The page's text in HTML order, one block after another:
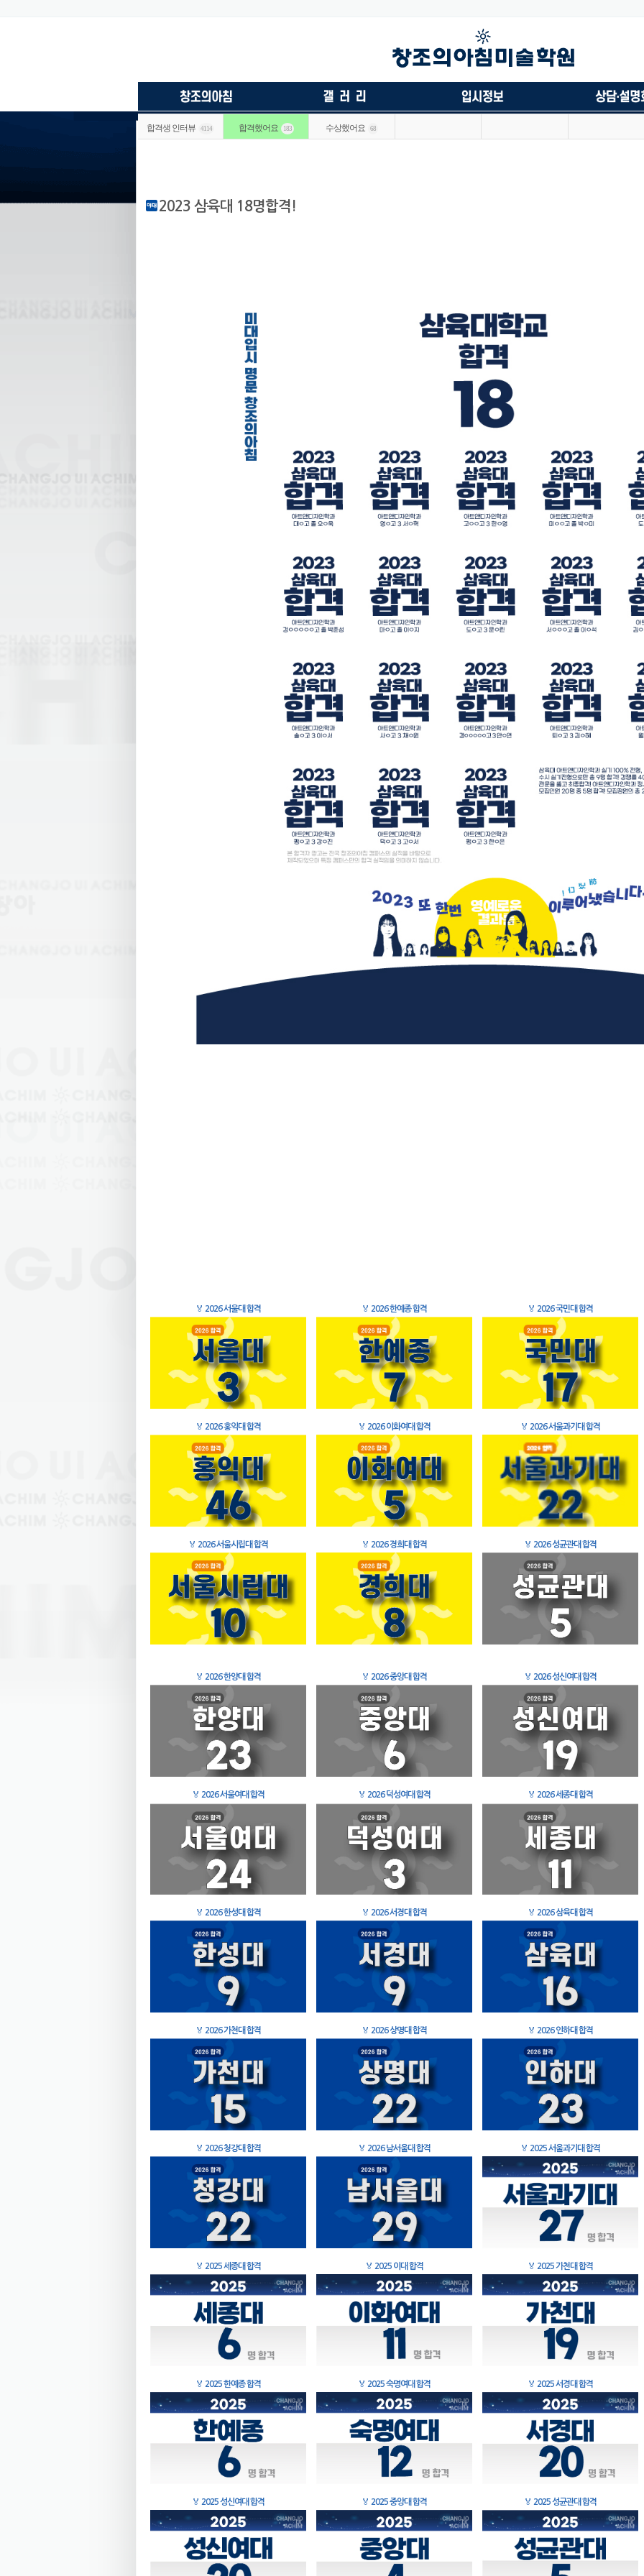
합격생 인터뷰 4114 합격했어요 183 수상했어요 68
2023 삼육대 18명합격!
🏅 2026 서울대 합격 🏅 2026 한예종 합격 🏅 2026 국민대 합격
🏅 2026 홍익대 합격 🏅 2026 이화여대 합격 🏅 2026 서울과기대 합격
🏅 2026 서울시립대 합격 🏅 2026 경희대 합격 🏅 2026 성균관대 합격
🏅 2026 한양대 합격 🏅 2026 중앙대 합격 🏅 2026 성신여대 합격
🏅 2026 서울여대 합격 🏅 2026 덕성여대 합격 🏅 2026 세종대 합격
🏅 2026 한성대 합격 🏅 2026 서경대 합격 🏅 2026 삼육대 합격
🏅 2026 가천대 합격 🏅 2026 상명대 합격 🏅 2026 인하대 합격
🏅 2026 청강대 합격 🏅 2026 남서울대 합격 🏅 2025 서울과기대 합격
🏅 2025 세종대 합격 🏅 2025 이대 합격 🏅 2025 가천대 합격
🏅 2025 한예종 합격 🏅 2025 숙명여대 합격 🏅 2025 서경대 합격
🏅 2025 성신여대 합격 🏅 2025 중앙대 합격 🏅 2025 성균관대 합격